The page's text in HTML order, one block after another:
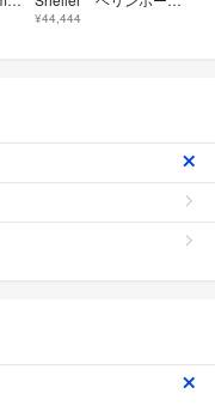
¥44,444